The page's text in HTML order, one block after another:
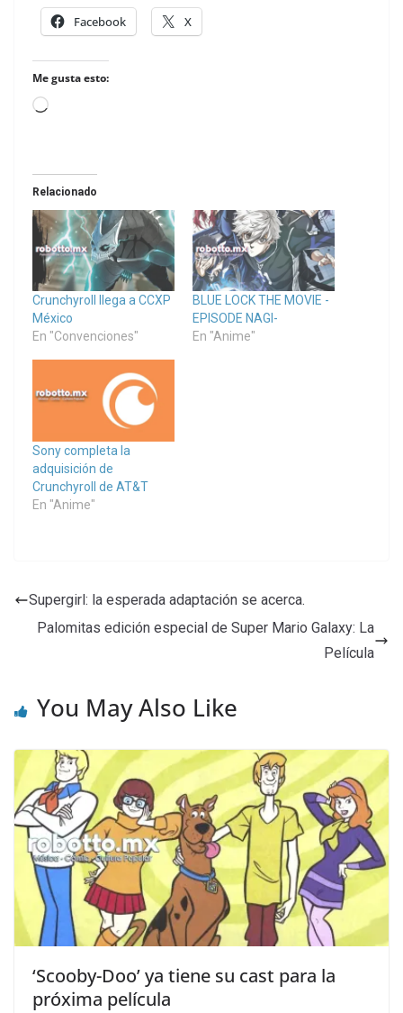
Facebook X
Me gusta esto:
Loading…
Relacionado
Crunchyroll llega a CCXP
México
En "Convenciones"
BLUE LOCK THE MOVIE -
EPISODE NAGI-
En "Anime"
Sony completa la
adquisición de
Crunchyroll de AT&T
En "Anime"
Supergirl: la esperada adaptación se acerca.
Palomitas edición especial de Super Mario Galaxy: La
Película
You May Also Like
‘Scooby-Doo’ ya tiene su cast para la
próxima película